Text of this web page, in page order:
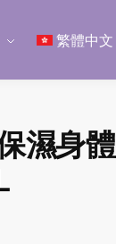
繁體中文
濕身體